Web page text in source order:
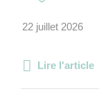
22 juillet 2026
Lire l'article